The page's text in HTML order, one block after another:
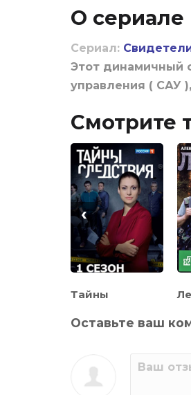
О сериале
Сериал:
Этот динамичный
управления ( САУ
Смотрите
Тайны
‹
Оставьте ваш